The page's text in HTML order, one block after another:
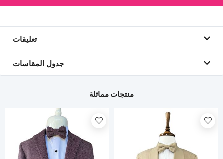
تعليقات
جدول المقاسات
منتجات مماثلة